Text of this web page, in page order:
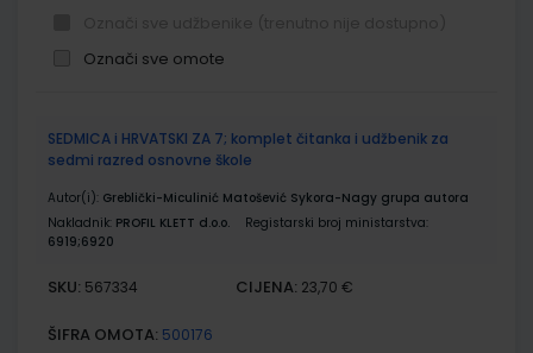
Označi sve omote
proizvodi
SEDMICA i HRVATSKI ZA 7; komplet čitanka i udžbenik za
sedmi razred osnovne škole
Autor(i): Greblički-Miculinić Matošević Sykora-Nagy grupa autora
Nakladnik: PROFIL KLETT d.o.o.
Registarski broj ministarstva:
6919;6920
SKU: 567334 CIJENA: 23,70 €
ŠIFRA OMOTA: 500176